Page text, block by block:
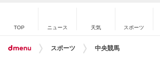
TOP ニュース 天気 スポーツ
スポーツ 中央競馬